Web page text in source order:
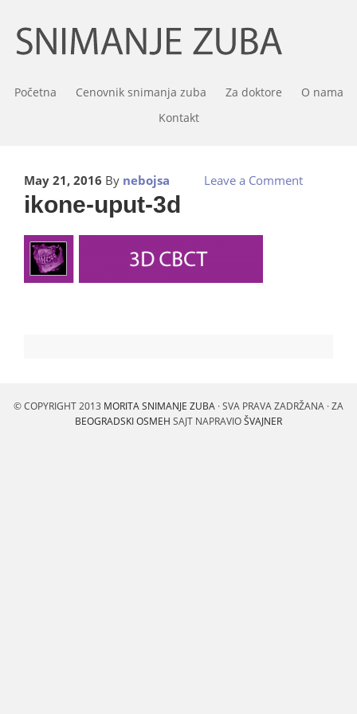
Početna Cenovnik snimanja zuba Za doktore
O nama
Kontakt
May 21, 2016 By nebojsa Leave a Comment
ikone-uput-3d
© COPYRIGHT 2013 MORITA SNIMANJE ZUBA · SVA PRAVA ZADRŽANA · ZA
BEOGRADSKI OSMEH SAJT NAPRAVIOŠVAJNER